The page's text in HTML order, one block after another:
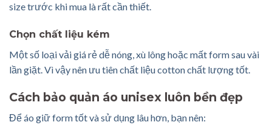
size trước khi mua là rất cần thiết.
Chọn chất liệu kém
Một số loại vải giá rẻ dễ nóng, xù lông hoặc mất form sau vài
lần giặt. Vì vậy nên ưu tiên chất liệu cotton chất lượng tốt.
Cách bảo quản áo unisex luôn bền đẹp
Để áo giữ form tốt và sử dụng lâu hơn, bạn nên: